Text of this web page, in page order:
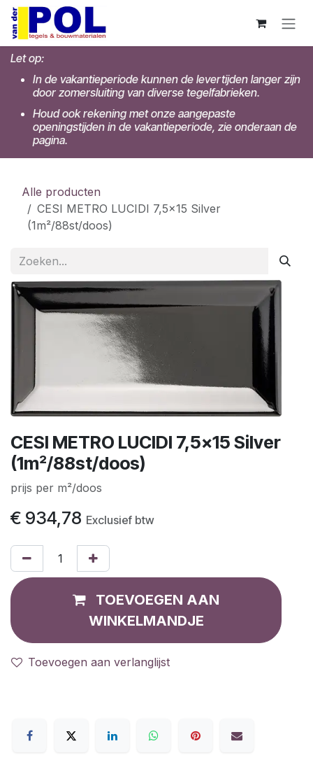
Overslaan naar inhoud
Let op:
In de vakantieperiode kunnen de levertijden langer zijn
door zomersluiting van diverse tegelfabrieken.
Houd ook rekening met onze aangepaste
openingstijden in de vakantieperiode, zie onderaan de
pagina.
Alle producten
CESI METRO LUCIDI 7,5x15 Silver
(1m²/88st/doos)
CESI METRO LUCIDI 7,5x15 Silver
(1m²/88st/doos)
prijs per m²/doos
€ 934,78 Exclusief btw
TOEVOEGEN AAN
WINKELMANDJE
Toevoegen aan verlanglijst